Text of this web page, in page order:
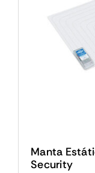
Manta
Security